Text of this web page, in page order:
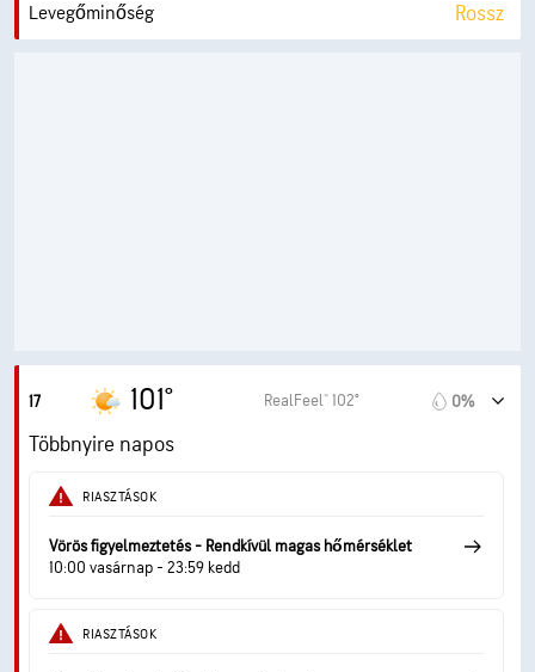
Levegőminőség Rossz
Látási visz. 10 mf
Felhőalap
17 101° RealFeel® 102° 0%
Többnyire napos
RIASZTÁSOK
Vörös figyelmeztetés - Rendkívül magas hőmérséklet
10:00 vasárnap - 23:59 kedd
RIASZTÁSOK